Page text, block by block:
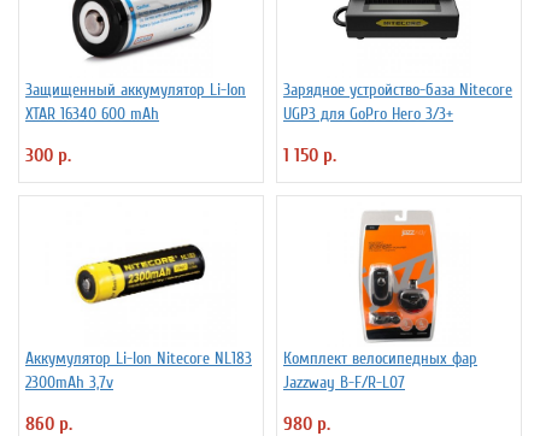
Защищенный аккумулятор Li-Ion
XTAR 16340 600 mAh
300 р.
Зарядное устройство-база Nitecore
UGP3 для GoPro Hero 3/3+
1 150 р.
Аккумулятор Li-Ion Niteсore NL183
2300mAh 3,7v
860 р.
Комплект велосипедных фар
Jazzway B-F/R-L07
980 р.